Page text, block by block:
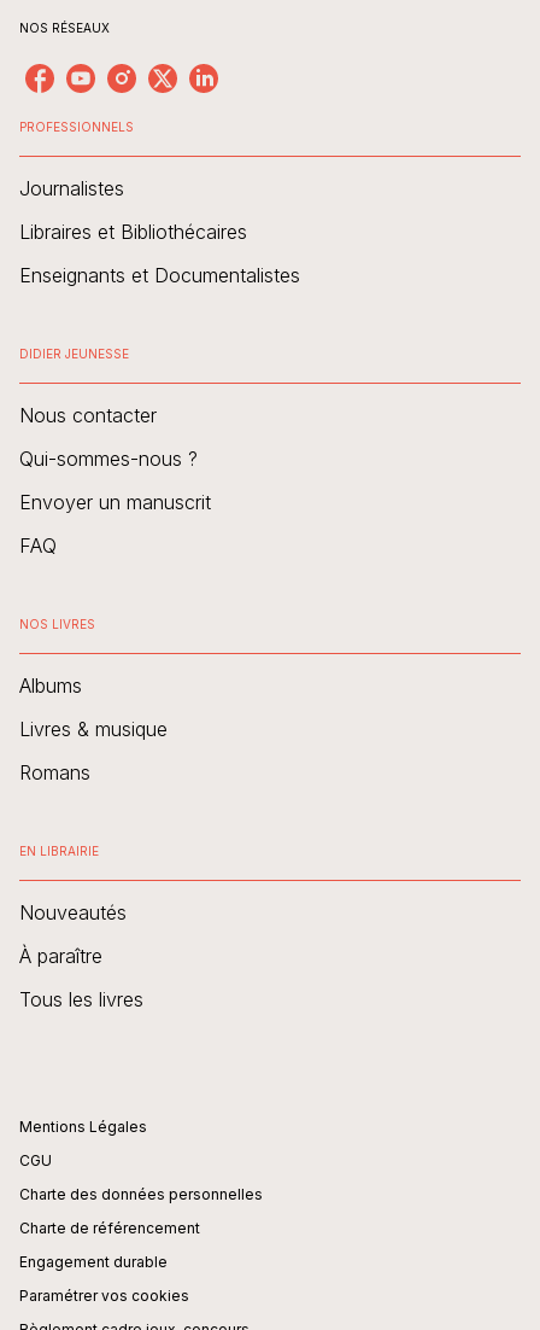
NOS RÉSEAUX
PROFESSIONNELS
Journalistes
Libraires et Bibliothécaires
Enseignants et Documentalistes
DIDIER JEUNESSE
Nous contacter
Qui-sommes-nous ?
Envoyer un manuscrit
FAQ
NOS LIVRES
Albums
Livres & musique
Romans
EN LIBRAIRIE
Nouveautés
À paraître
Tous les livres
Mentions Légales
CGU
Charte des données personnelles
Charte de référencement
Engagement durable
Paramétrer vos cookies